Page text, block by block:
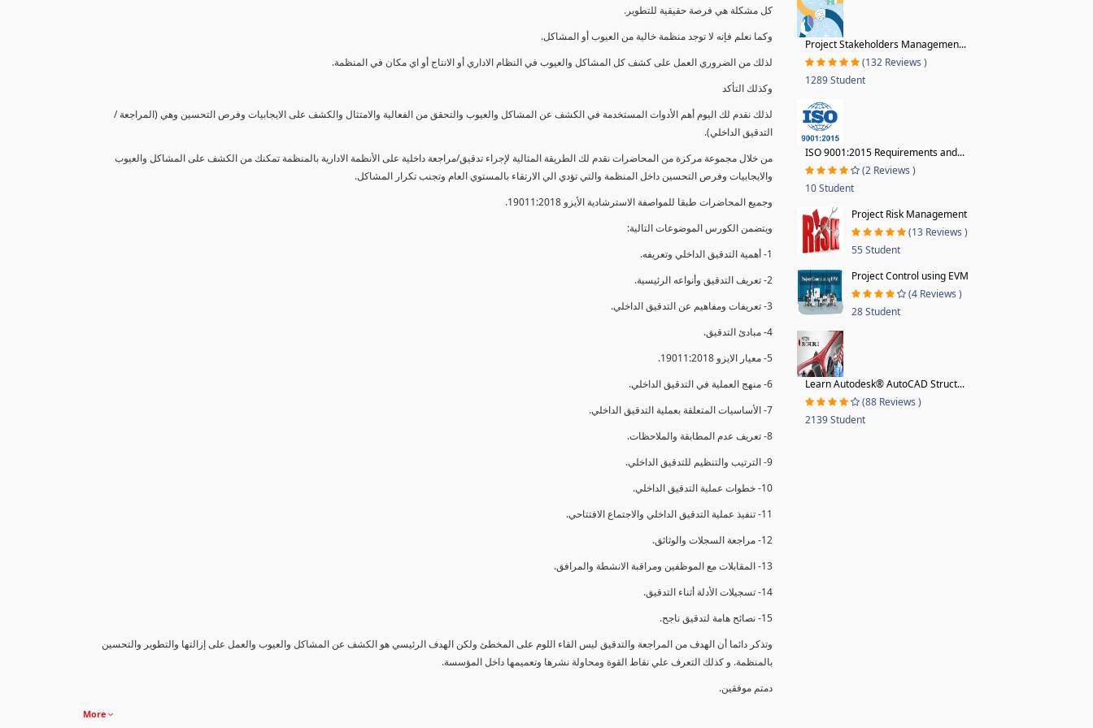
كل مشكلة هي فرصة حقيقية للتطوير.
وكما نعلم فإنه لا توجد منظمة خالية من العيوب أو المشاكل.
لذلك من الضروري العمل على كشف كل المشاكل والعيوب في النظام الاداري أو الانتاج أو اي مكان في المنظمة.
وكذلك التأكد
لذلك نقدم لك اليوم أهم الأدوات المستخدمة في الكشف عن المشاكل والعيوب والتحقق من الفعالية والامتثال والكشف على الايجابيات وفرص التحسين وهي (المراجعة /
التدقيق الداخلي).
من خلال مجموعة مركزة من المحاضرات نقدم لك الطريقة المثالية لإجراء تدقيق/مراجعة داخلية على الأنظمة الادارية بالمنظمة تمكنك من الكشف على المشاكل والعيوب
والايجابيات وفرص التحسين داخل المنظمة والتي تؤدي الي الارتقاء بالمستوي العام وتجنب تكرار المشاكل.
وجميع المحاضرات طبقا للمواصفة الاسترشادية الأيزو 19011:2018.
ويتضمن الكورس الموضوعات التالية:
1- أهمية التدقيق الداخلي وتعريفه.
2- تعريف التدقيق وأنواعه الرئيسية.
3- تعريفات ومفاهيم عن التدقيق الداخلي.
4- مبادئ التدقيق.
5- معيار الايزو 19011:2018.
6- منهج العملية في التدقيق الداخلي.
7- الأساسيات المتعلقة بعملية التدقيق الداخلي.
8- تعريف عدم المطابقة والملاحظات.
9- الترتيب والتنظيم للتدقيق الداخلي.
10- خطوات عملية التدقيق الداخلي.
11- تنفيذ عملية التدقيق الداخلي والاجتماع الافتتاحي.
12- مراجعة السجلات والوثائق.
13- المقابلات مع الموظفين ومراقبة الانشطة والمرافق.
14- تسجيلات الأدلة أثناء التدقيق.
15- نصائح هامة لتدقيق ناجح.
وتذكر دائما أن الهدف من المراجعة والتدقيق ليس القاء اللوم على المخطئ ولكن الهدف الرئيسي هو الكشف عن المشاكل والعيوب والعمل على إزالتها والتطوير والتحسين
بالمنظمة. و كذلك التعرف علي نقاط القوة ومحاولة نشرها وتعميمها داخل المؤسسة.
دمتم موفقين.
More
Project Stakeholders Managemen...
(132 Reviews )
1289 Student
ISO 9001:2015 Requirements and...
(2 Reviews )
10 Student
Project Risk Management
(13 Reviews )
55 Student
Project Control using EVM
(4 Reviews )
28 Student
Learn Autodesk® AutoCAD Struct...
(88 Reviews )
2139 Student